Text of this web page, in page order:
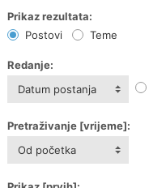
Prikaz rezultata:
Postovi
Teme
Redanje:
Datum postanja
Pretraživanje [vrijeme]:
Od početka